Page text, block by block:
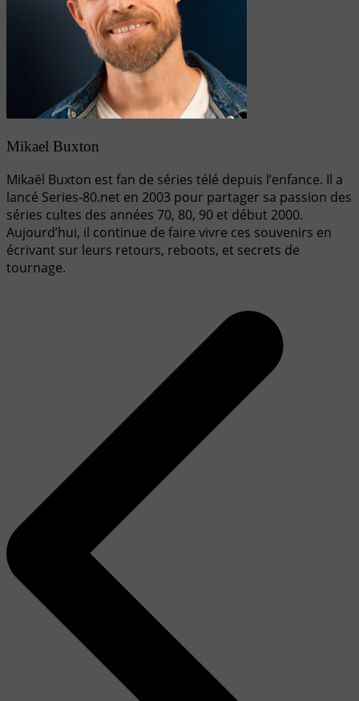
Mikael Buxton
Mikaël Buxton est fan de séries télé depuis l’enfance. Il a
lancé Series-80.net en 2003 pour partager sa passion des
séries cultes des années 70, 80, 90 et début 2000.
Aujourd’hui, il continue de faire vivre ces souvenirs en
écrivant sur leurs retours, reboots, et secrets de
tournage.